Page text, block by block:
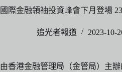
國際金融領袖投資峰會下月登場
追光者報道 2023-10-
由香港金融管理局（金管局）主